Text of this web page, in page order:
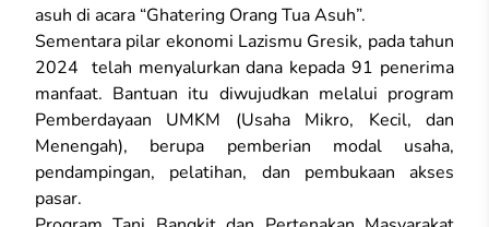
asuh di acara “Ghatering Orang Tua Asuh”.
Sementara pilar ekonomi Lazismu Gresik, pada tahun
2024 telah menyalurkan dana kepada 91 penerima
manfaat. Bantuan itu diwujudkan melalui program
Pemberdayaan UMKM (Usaha Mikro, Kecil, dan
Menengah), berupa pemberian modal usaha,
pendampingan, pelatihan, dan pembukaan akses
pasar.